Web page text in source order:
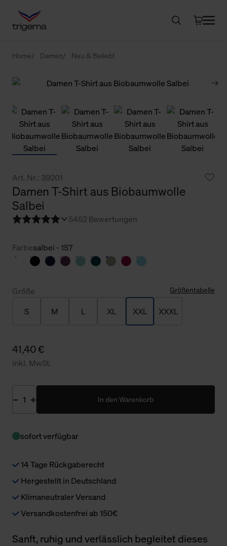
Home Damen Neu & Beliebt
Art. Nr.: 39201
Damen T-Shirt aus Biobaumwolle
Salbei
5452 Bewertungen
Farbesalbei - 157
Größe Größentabelle
S M L XL XXL XXXL
41,40 €
inkl. MwSt.
In den Warenkorb
sofort verfügbar
14 Tage Rückgaberecht
Hergestellt in Deutschland
Klimaneutraler Versand
Versandkostenfrei ab 150€
Sanft, ruhig und verlässlich begleitet dieses